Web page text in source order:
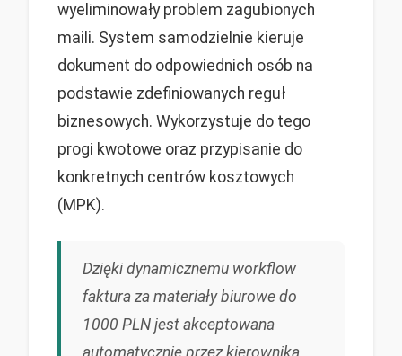
wyeliminowały problem zagubionych
maili. System samodzielnie kieruje
dokument do odpowiednich osób na
podstawie zdefiniowanych reguł
biznesowych. Wykorzystuje do tego
progi kwotowe oraz przypisanie do
konkretnych centrów kosztowych
(MPK).
Dzięki dynamicznemu workflow
faktura za materiały biurowe do
1000 PLN jest akceptowana